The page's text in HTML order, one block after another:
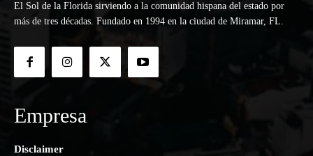
El Sol de la Florida sirviendo a la comunidad hispana del estado por
más de tres décadas. Fundado en 1994 en la ciudad de Miramar, FL.
Empresa
Disclaimer